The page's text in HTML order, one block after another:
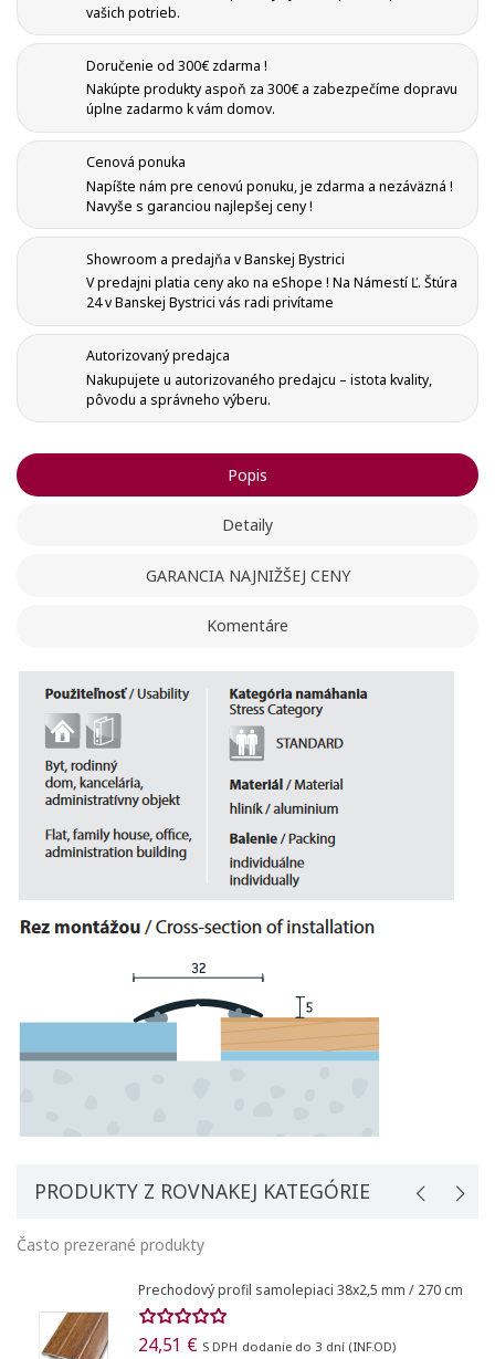
vašich potrieb.
Doručenie od 300€ zdarma !
Nakúpte produkty aspoň za 300€ a zabezpečíme dopravu
úplne zadarmo k vám domov.
Cenová ponuka
Napíšte nám pre cenovú ponuku, je zdarma a nezáväzná !
Navyše s garanciou najlepšej ceny !
Showroom a predajňa v Banskej Bystrici
V predajni platia ceny ako na eShope ! Na Námestí Ľ. Štúra
24 v Banskej Bystrici vás radi privítame
Autorizovaný predajca
Nakupujete u autorizovaného predajcu – istota kvality,
pôvodu a správneho výberu.
Popis
Detaily
GARANCIA NAJNIŽŠEJ CENY
Komentáre
PRODUKTY Z ROVNAKEJ KATEGÓRIE
Často prezerané produkty
Prechodový profil samolepiaci 38x2,5 mm / 270 cm
24,51 € S DPH dodanie do 3 dní (INF.OD)
Pridať do obľúbených
add_circle_outlineVytvoriť nový zoznam
Meno zoznamu
Vytvoriť zoznam želaní Ukončiť
Na vytvorenie zoznamu želaných produktov je potrebné
prihlásiť sa.